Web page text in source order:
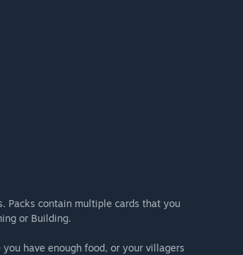
Packs contain multiple cards that you
or Building.
have enough food, or your villagers